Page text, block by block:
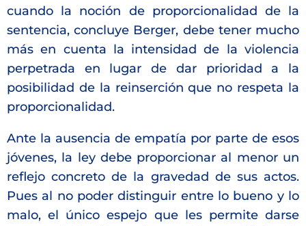
cuando la noción de proporcionalidad de la
sentencia, concluye Berger, debe tener mucho
más en cuenta la intensidad de la violencia
perpetrada en lugar de dar prioridad a la
posibilidad de la reinserción que no respeta la
proporcionalidad.
Ante la ausencia de empatía por parte de esos
jóvenes, la ley debe proporcionar al menor un
reflejo concreto de la gravedad de sus actos.
Pues al no poder distinguir entre lo bueno y lo
malo, el único espejo que les permite darse